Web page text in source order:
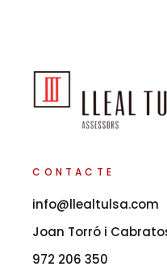
CONTACTE
info@llealtulsa.com
Joan Torró i
972 206 350